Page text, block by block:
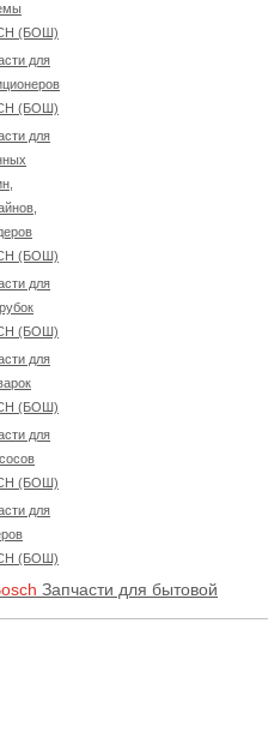
(БОШ)
для
(БОШ)
для
(БОШ)
для
(БОШ)
для
(БОШ)
для
(БОШ)
для
(БОШ)
Запчасти для бытовой